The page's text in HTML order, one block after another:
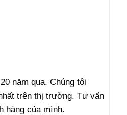
năm qua. Chúng tôi
trên thị trường. Tư vấn
hàng của mình.